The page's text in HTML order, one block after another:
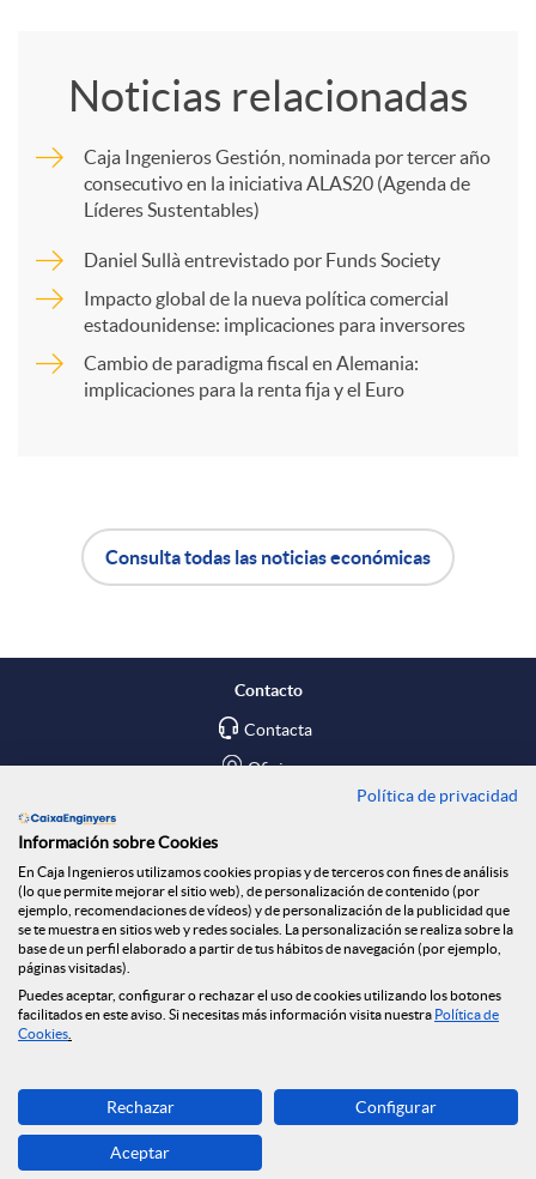
a
r
e
R
e
d
e
s
Noticias relacionadas
Caja Ingenieros Gestión, nominada por tercer año
consecutivo en la iniciativa ALAS20 (Agenda de
Líderes Sustentables)
Daniel Sullà entrevistado por Funds Society
Impacto global de la nueva política comercial
estadounidense: implicaciones para inversores
Cambio de paradigma fiscal en Alemania:
implicaciones para la renta fija y el Euro
p
i
c
a
c
i
o
ó
n
n
o
t
Consulta todas las noticias económicas
Contacto
Contacta
Oficinas
Blog
Social
Seguridad Online
Descarga ahora
Banca MOBILE
© Caja Ingenieros 2026
Política de privacidad
Información sobre Cookies
En Caja Ingenieros utilizamos cookies propias y de terceros con fines de análisis
(lo que permite mejorar el sitio web), de personalización de contenido (por
ejemplo, recomendaciones de vídeos) y de personalización de la publicidad que
se te muestra en sitios web y redes sociales. La personalización se realiza sobre la
base de un perfil elaborado a partir de tus hábitos de navegación (por ejemplo,
páginas visitadas).
Puedes aceptar, configurar o rechazar el uso de cookies utilizando los botones
facilitados en este aviso. Si necesitas más información visita nuestra Política de
Cookies
Rechazar Configurar
Aceptar